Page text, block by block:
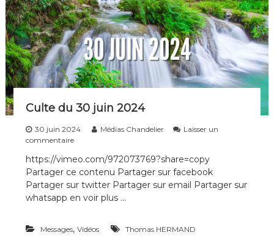
u
i
l
l
e
t
2
0
4
Culte du 30 juin 2024
30 juin 2024 Médias Chandelier
Laisser un
commentaires
r
C
u
l
d
https://vimeo.com/972073769?share=copy
Partager ce contenu Partager sur facebook
Partager sur twitter Partager sur email Partager sur
whatsapp en voir plus …
Messages, Vidéos Thomas HERMAND